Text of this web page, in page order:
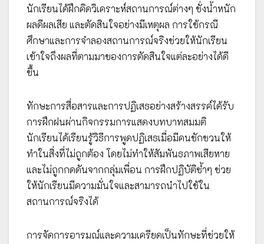
นักเรียนได้ฝึกคิดวิเคราะห์สถานการณ์ต่างๆ ชั่งน้ำหนัก
ผลดีผลเสีย และตัดสินใจอย่างมีเหตุผล การใช้กรณี
ศึกษาและการจำลองสถานการณ์จริงช่วยให้นักเรียน
เข้าใจถึงผลที่ตามมาของการตัดสินใจแต่ละอย่างได้ดี
ขึ้น
ทักษะการสื่อสารและการปฏิเสธอย่างสร้างสรรค์ได้รับ
การฝึกฝนผ่านกิจกรรมการแสดงบทบาทสมมติ
นักเรียนได้เรียนรู้วิธีการพูดปฏิเสธเมื่อมีคนชักชวนให้
ทำในสิ่งที่ไม่ถูกต้อง โดยไม่ทำให้สัมพันธภาพเสียหาย
และไม่ถูกกดดันจากกลุ่มเพื่อน การฝึกปฏิบัติซ้ำๆ ช่วย
ให้นักเรียนมีความมั่นใจและสามารถนำไปใช้ใน
สถานการณ์จริงได้
การจัดการอารมณ์และความเครียดเป็นทักษะที่ช่วยให้